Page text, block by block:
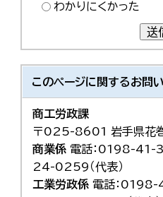
わかりにくかった
送
このページに関するお問
商工労政課
〒025-8601 岩手県花
商業係 電話：0198-41-
24-0259（代表）
工業労政係 電話：0198-